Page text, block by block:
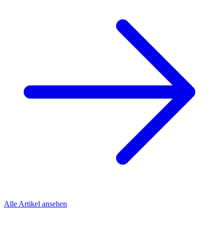
Alle Artikel ansehen